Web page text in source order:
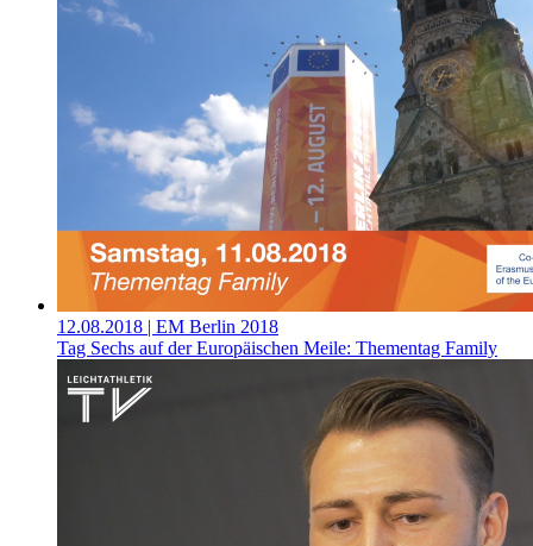
12.08.2018 | EM Berlin 2018
Tag Sechs auf der Europäischen Meile: Thementag Family